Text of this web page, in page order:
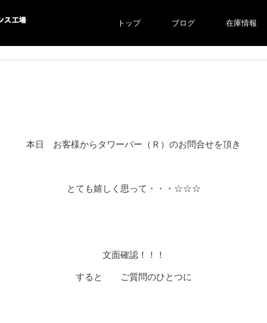
工場
トップ ブログ 在庫情報
本日 お客様からタワーバー（Ｒ）のお問合せを頂き
とても嬉しく思って・・・☆☆☆
文面確認！！！
すると ご質問のひとつに